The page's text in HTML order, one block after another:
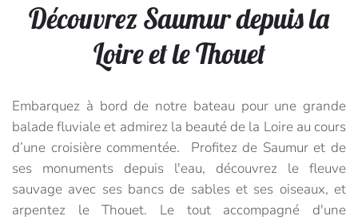
Découvrez Saumur depuis la
Loire et le Thouet
Embarquez à bord de notre bateau pour une grande
balade fluviale et admirez la beauté de la Loire au cours
d’une croisière commentée. Profitez de Saumur et de
ses monuments depuis l'eau, découvrez le fleuve
sauvage avec ses bancs de sables et ses oiseaux, et
arpentez le Thouet. Le tout accompagné d'une